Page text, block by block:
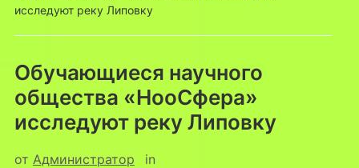
исследуют реку Липовку
Обучающиеся научного
общества «НооСфера»
исследуют реку Липовку
от Администратор in